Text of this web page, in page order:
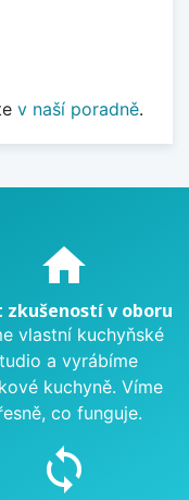
v naší poradně.
home
zkušeností v oboru
vlastní kuchyňské
a vyrábíme
kuchyně. Víme
co funguje.
sync